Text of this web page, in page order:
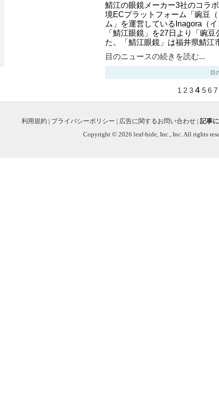
鯖江の眼鏡メーカー3社のコラ
境ECプラットフォーム「豌豆
ム」を運営しているInagora（
「鯖江眼鏡」を27日より「豌
た。「鯖江眼鏡」は福井県鯖
目のニュースの続きを読む...
目
1 2 3 4 5 6 7
利用規約 | プライバシーポリシー | 広告に関するお問い合わせ | 記事
Copyright © 2026 leaf-hide, Inc., Inc. All rights